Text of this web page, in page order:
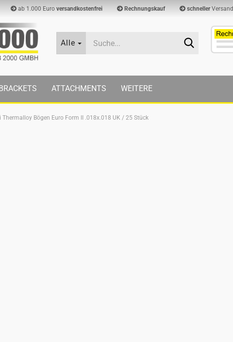
ab 1.000 Euro versandkostenfrei Rechnungskauf schnellerVersand
Alle
Suche...
ATTACHMENTS WEITERE
Thermalloy Bögen Euro Form II .018x.018 UK / 25 Stück